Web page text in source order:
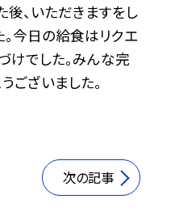
後、いただきますをし
今日の給食はリクエ
けでした。みんな完
ございました。
次の記事